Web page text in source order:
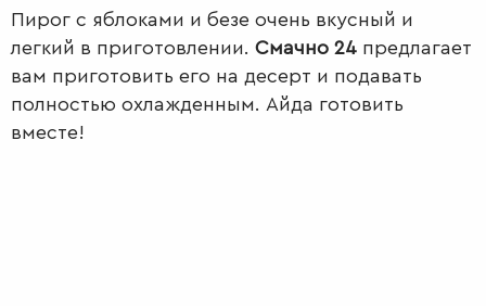
Пирог с яблоками и безе очень вкусный и
легкий в приготовлении. Смачно 24 предлагает
вам приготовить его на десерт и подавать
полностью охлажденным. Айда готовить
вместе!